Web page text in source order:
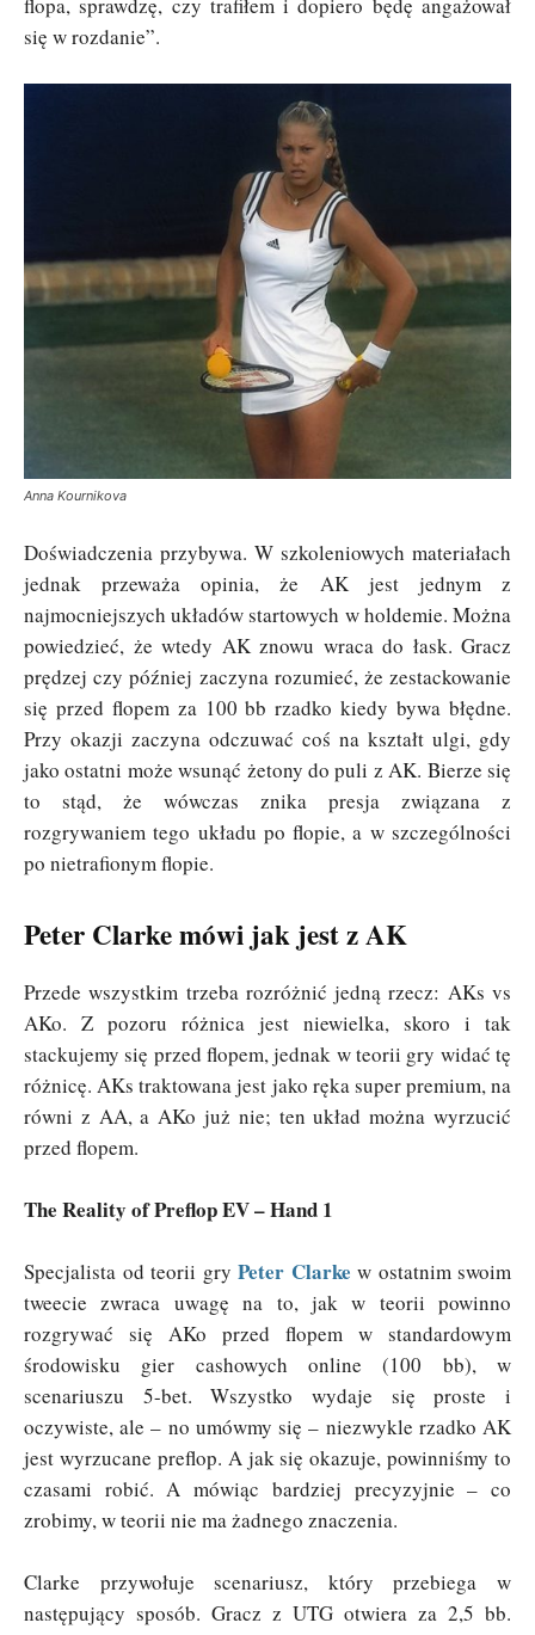
się w rozdanie”.
Anna Kournikova
Doświadczenia przybywa. W szkoleniowych materiałach
jednak przeważa opinia, że AK jest jednym z
najmocniejszych układów startowych w holdemie. Można
powiedzieć, że wtedy AK znowu wraca do łask. Gracz
prędzej czy później zaczyna rozumieć, że zestackowanie
się przed flopem za 100 bb rzadko kiedy bywa błędne.
Przy okazji zaczyna odczuwać coś na kształt ulgi, gdy
jako ostatni może wsunąć żetony do puli z AK. Bierze się
to stąd, że wówczas znika presja związana z
rozgrywaniem tego układu po flopie, a w szczególności
po nietrafionym flopie.
Peter Clarke mówi jak jest z AK
Przede wszystkim trzeba rozróżnić jedną rzecz: AKs vs
AKo. Z pozoru różnica jest niewielka, skoro i tak
stackujemy się przed flopem, jednak w teorii gry widać tę
różnicę. AKs traktowana jest jako ręka super premium, na
równi z AA, a AKo już nie; ten układ można wyrzucić
przed flopem.
The Reality of Preflop EV – Hand 1
Specjalista od teorii gry Peter Clarke w ostatnim swoim
tweecie zwraca uwagę na to, jak w teorii powinno
rozgrywać się AKo przed flopem w standardowym
środowisku gier cashowych online (100 bb), w
scenariuszu 5-bet. Wszystko wydaje się proste i
oczywiste, ale – no umówmy się – niezwykle rzadko AK
jest wyrzucane preflop. A jak się okazuje, powinniśmy to
czasami robić. A mówiąc bardziej precyzyjnie – co
zrobimy, w teorii nie ma żadnego znaczenia.
Clarke przywołuje scenariusz, który przebiega w
następujący sposób. Gracz z UTG otwiera za 2,5 bb.